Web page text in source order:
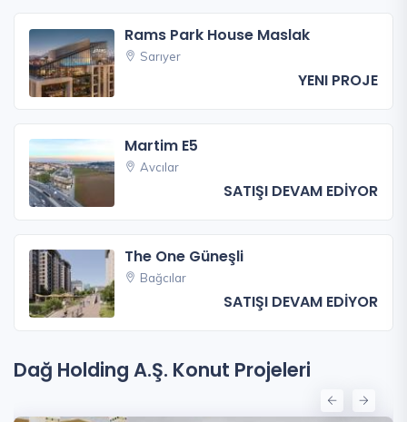
Rams Park House Maslak
Sarıyer
YENI PROJE
Martim E5
Avcılar
SATIŞI DEVAM EDİYOR
The One Güneşli
Bağcılar
SATIŞI DEVAM EDİYOR
Dağ Holding A.Ş. Konut Projeleri